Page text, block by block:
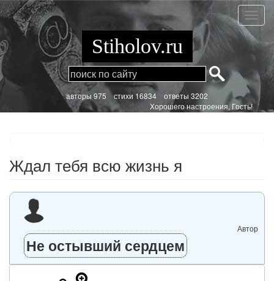
Перейти
к
основному
содержанию
Ждал
тебя
всю
жизнь
я
Stiholov.ru
aвторы 975стихи 16834 ответы 3202
Хорошего настроения, Гость!
Ждал тебя всю жизнь я
Автор
Не остывший сердцем